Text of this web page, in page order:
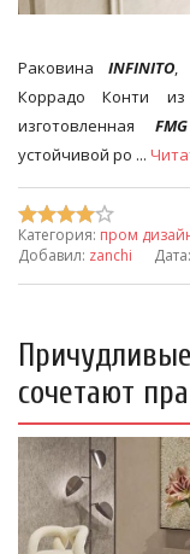
Раковина INFINITO,
Коррадо Конти из
изготовленная
устойчивой ро ...
Категория: пром
Добавил: zanchi Дата:
сочетают